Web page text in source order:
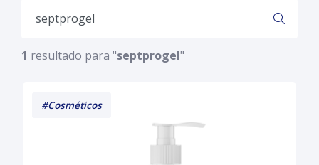
1 resultado para "septprogel"
#Cosméticos